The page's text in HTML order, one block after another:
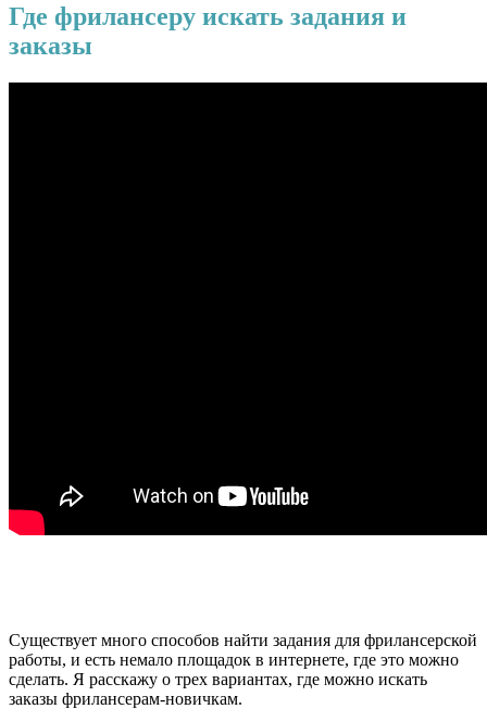
Где фрилансеру искать задания и
заказы
Существует много способов найти задания для фрилансерской
работы, и есть немало площадок в интернете, где это можно
сделать. Я расскажу о трех вариантах, где можно искать
заказы фрилансерам-новичкам.